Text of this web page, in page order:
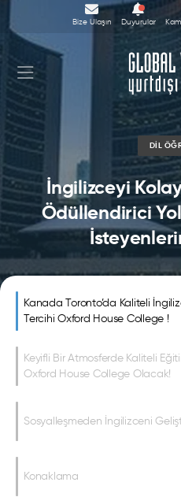
Bize Ulaşın Duyurular
DIL
İngilizceyi
Ödüllendirici
Kanada Toronto’da Kaliteli
Tercihi Oxford House College !
Keyifli Bir Atmosferde Kaliteli
Oxford House College Olacak!
Sosyalleşmeden İngilizceni
Konaklama